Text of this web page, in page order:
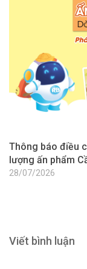
Thông báo điều
lượng ấn phẩm
28/07/2026
Viết bình luận